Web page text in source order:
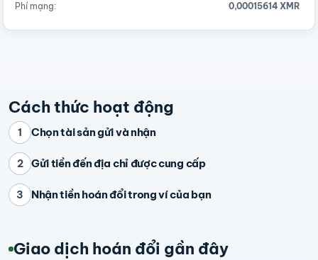
Phí mạng: 0,00015614 XMR
Cách thức hoạt động
1 Chọn tài sản gửi và nhận
2 Gửi tiền đến địa chỉ được cung cấp
3 Nhận tiền hoán đổi trong ví của bạn
Giao dịch hoán đổi gần đây